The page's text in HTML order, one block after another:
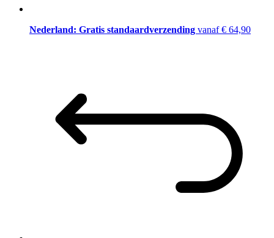
Nederland: Gratis standaardverzending vanaf € 64,90